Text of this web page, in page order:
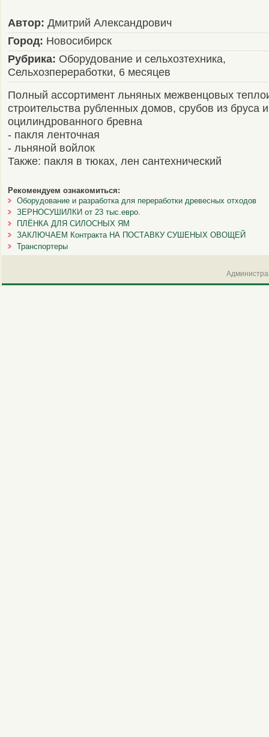
Автор: Дмитрий Александрович
Город: Новосибирск
Рубрика: Оборудование и сельхозтехника,
Сельхозпереработки, 6 месяцев
Полный ассортимент льняных межвенцовых
строительства рубленных домов, срубов из бруса и
оцилиндрованного бревна
- пакля ленточная
- льняной войлок
Также: пакля в тюках, лен сантехнический
Рекомендуем ознакомиться:
Оборудование и разработка для переработки древесных отходов
ЗЕРНОСУШИЛКИ от 23 тыс.евро.
ПЛЁНКА ДЛЯ СИЛОСНЫХ ЯМ
ЗАКЛЮЧАЕМ Контракта НА ПОСТАВКУ СУШЕНЫХ ОВОЩЕЙ
Транспортеры